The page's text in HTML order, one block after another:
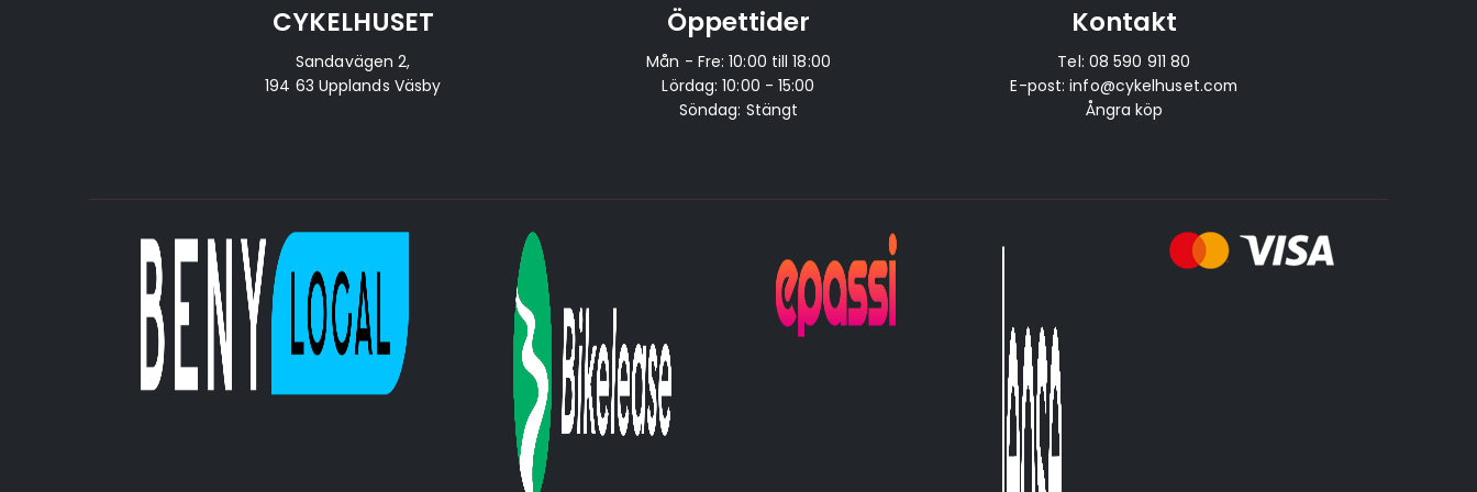
CYKELHUSET
Sandavägen 2,
194 63 Upplands Väsby
Öppettider
Mån - Fre: 10:00 till 18:00
Lördag: 10:00 - 15:00
Söndag: Stängt
Kontakt
Tel: 08 590 911 80
E-post:info@cykelhuset.com
Ångra köp